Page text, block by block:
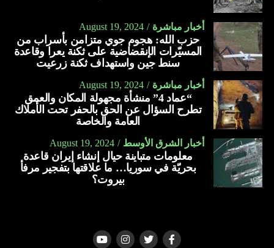
أخبار مباشرة August 19, 2024
حزب الله: هجوم جوي متزامن بأسراب من
المسيّرات الإنقضاضية على ثكنة يعرا وقاعدة
سنط جين واستهداف ثكنة زرعيت
أخبار مباشرة August 19, 2024
“عماد 4” منشأة مجهولة المكان والعمق
تطرح السؤال عن الحق بالحفر تحت الأملاك
العامة والخاصة
أخبار الشرق الأوسط August 19, 2024
معلومات متباينة حيال إنشاء إيران قاعدة
بحريّة في سوريا… ما علاقتها بتفجير مرفأ
بيروت؟